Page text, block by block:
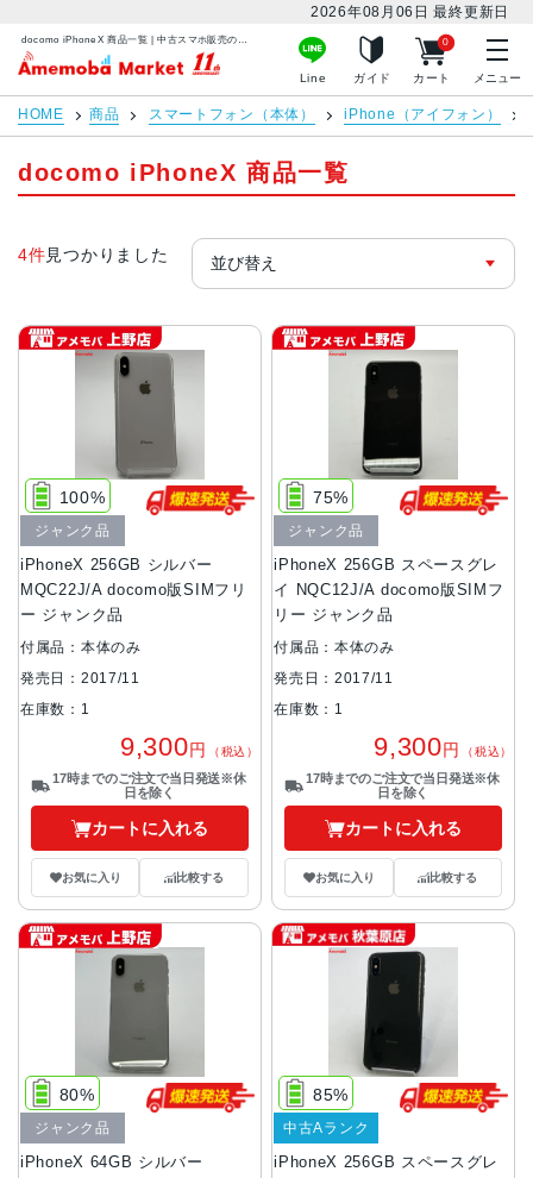
2026年08月06日 最終更新日
アメモバマーケット
Line ガイド カート
0
メニュー
HOME 商品 スマートフォン（本体） iPhone（アイフォン）
docomo iPhoneX 商品一覧
4件見つかりました
iPhoneX 256GB シルバー
MQC22J/A docomo版SIMフリ
ー ジャンク品
100%
ジャンク品
付属品：本体のみ
発売日：2017/11
在庫数：1
9,300円 （税込）
17時までのご注文で当日発送※休
日を除く
カートに入れる
お気に入り 比較する
iPhoneX 256GB スペースグレ
イ NQC12J/A docomo版SIMフ
リー ジャンク品
75%
ジャンク品
付属品：本体のみ
発売日：2017/11
在庫数：1
9,300円 （税込）
17時までのご注文で当日発送※休
日を除く
カートに入れる
お気に入り 比較する
iPhoneX 64GB シルバー
80%
ジャンク品
iPhoneX 256GB スペースグレ
85%
中古Aランク